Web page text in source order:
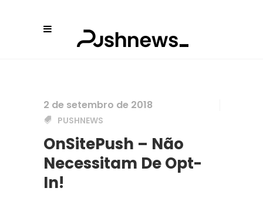
2 de setembro de 2018
PUSHNEWS
OnSitePush – Não
Necessitam De Opt-
In!